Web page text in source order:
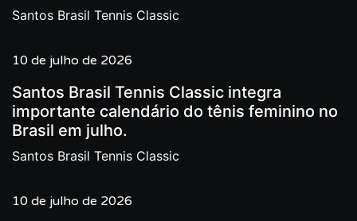
Santos Brasil Tennis Classic
10 de julho de 2026
Santos Brasil Tennis Classic integra
importante calendário do tênis feminino no
Brasil em julho.
Santos Brasil Tennis Classic
10 de julho de 2026